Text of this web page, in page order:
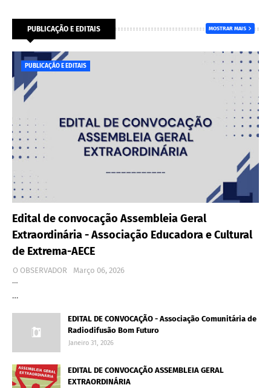
PUBLICAÇÃO E EDITAIS MOSTRAR MAIS
PUBLICAÇÃO E EDITAIS
Edital de convocação Assembleia Geral
Extraordinária - Associação Educadora e Cultural
de Extrema-AECE
O OBSERVADOR
Março 06, 2026
…
…
EDITAL DE CONVOCAÇÃO - Associação Comunitária de
Radiodifusão Bom Futuro
Janeiro 31, 2026
EDITAL DE CONVOCAÇÃO ASSEMBLEIA GERAL
EXTRAORDINÁRIA